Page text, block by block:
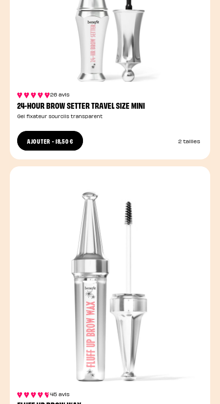
26 avis
24-HOUR BROW SETTER TRAVEL SIZE MINI
Gel fixateur sourcils transparent
AJOUTER -18,50 € 2 tailles
45 avis